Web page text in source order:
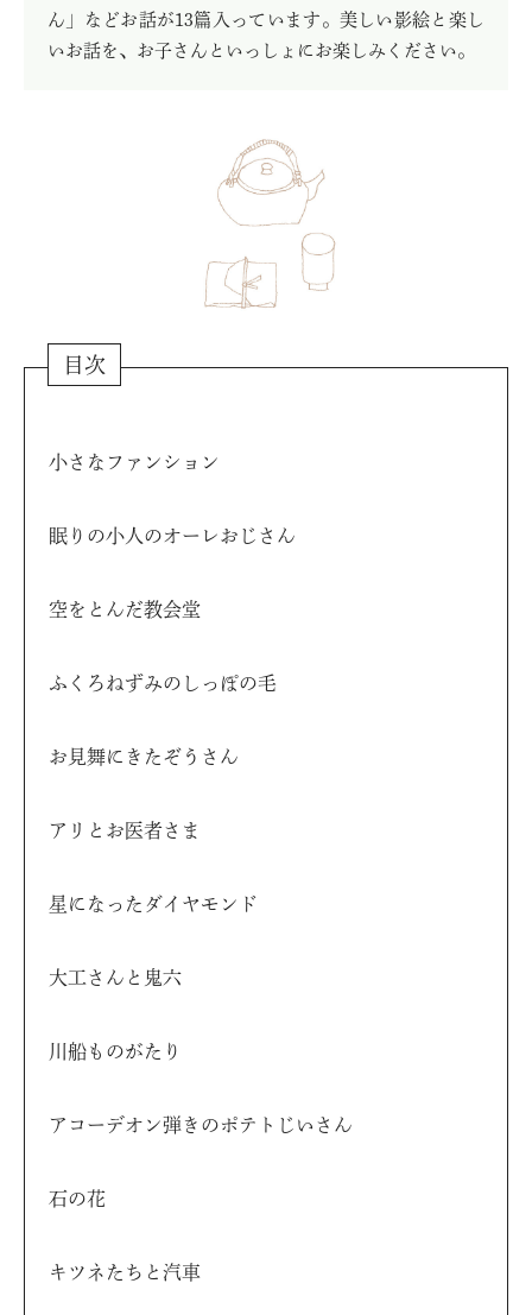
ん」などお話が13篇入っています。美しい影絵と楽し
いお話を、お子さんといっしょにお楽しみください。
目次
小さなファンション
眠りの小人のオーレおじさん
空をとんだ教会堂
ふくろねずみのしっぽの毛
お見舞にきたぞうさん
アリとお医者さま
星になったダイヤモンド
大工さんと鬼六
川船ものがたり
アコーデオン弾きのポテトじいさん
石の花
キツネたちと汽車